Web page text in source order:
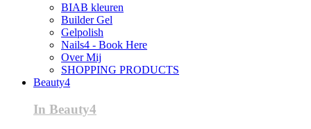
BIAB kleuren
Builder Gel
Gelpolish
Nails4 - Book Here
Over Mij
SHOPPING PRODUCTS
Beauty4
In Beauty4